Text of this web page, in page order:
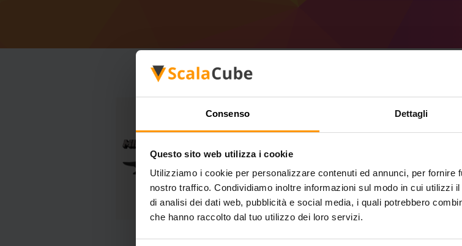
Consenso Dettagli
Questo sito web utilizza i cookie
Utilizziamo i cookie per personalizzare contenuti ed annunci, per fornire
nostro traffico. Condividiamo inoltre informazioni sul modo in cui utilizzi
di analisi dei dati web, pubblicità e social media, i quali potrebbero
che hanno raccolto dal tuo utilizzo dei loro servizi.
Come
41.0.31
Installa il server a
tuo server →
Divertiti a giocare